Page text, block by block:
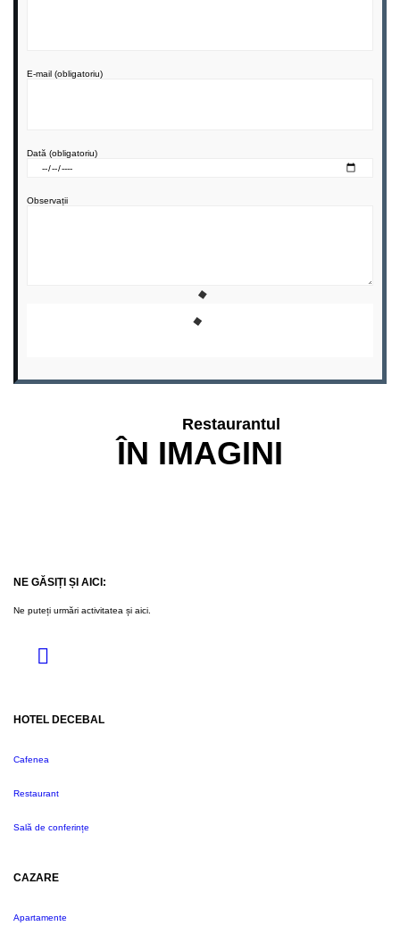
E-mail (obligatoriu)
Dată (obligatoriu)
Observații
Restaurantul
ÎN IMAGINI
NE GĂSIȚI ȘI AICI:
Ne puteți urmări activitatea și aici.
HOTEL DECEBAL
Cafenea
Restaurant
Sală de conferințe
CAZARE
Apartamente